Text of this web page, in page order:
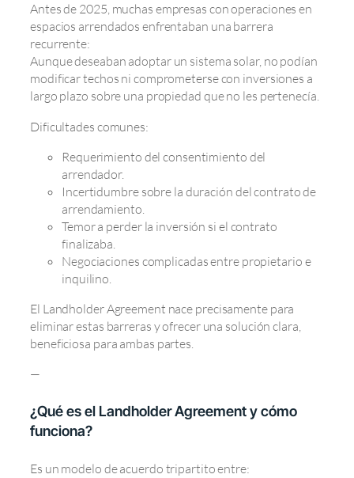
Antes de 2025, muchas empresas con operaciones en
espacios arrendados enfrentaban una barrera
recurrente:
Aunque deseaban adoptar un sistema solar, no podían
modificar techos ni comprometerse con inversiones a
largo plazo sobre una propiedad que no les pertenecía.
Dificultades comunes:
Requerimiento del consentimiento del
arrendador.
Incertidumbre sobre la duración del contrato de
arrendamiento.
Temor a perder la inversión si el contrato
finalizaba.
Negociaciones complicadas entre propietario e
inquilino.
El Landholder Agreement nace precisamente para
eliminar estas barreras y ofrecer una solución clara,
beneficiosa para ambas partes.
—
¿Qué es el Landholder Agreement y cómo
funciona?
Es un modelo de acuerdo tripartito entre: